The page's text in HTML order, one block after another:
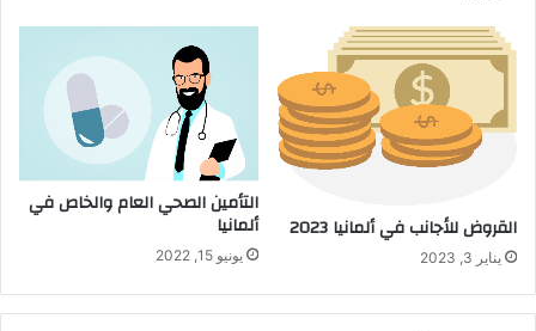
القروض للأجانب في ألمانيا 2023
يناير 3, 2023
التأمين الصحي العام والخاص في
ألمانيا
يونيو 15, 2022